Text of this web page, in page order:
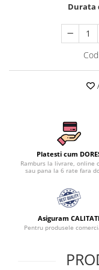
Pilota / Cuvertura
Set Lenjerie De Pat
11 Piese, Cuvertura
Lenjerii Damasc
Lenjerii De Pat
Lenjerii De Pat,
Persoana
Durata
Platesti cum
Ramburs la livrare, online
sau pana la 6 rate fara
Asiguram
Pentru produsele